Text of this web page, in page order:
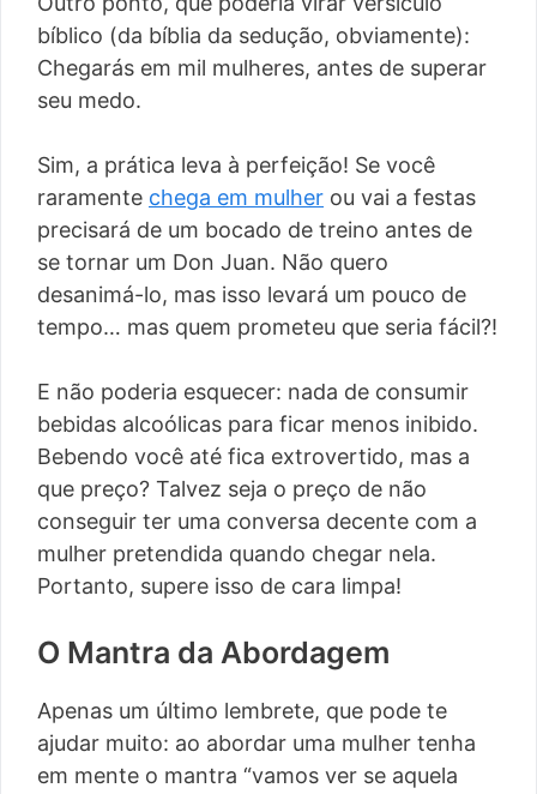
bíblico (da bíblia da sedução, obviamente):
Chegarás em mil mulheres, antes de superar
seu medo.
Sim, a prática leva à perfeição! Se você
raramente chega em mulher ou vai a festas
precisará de um bocado de treino antes de
se tornar um Don Juan. Não quero
desanimá-lo, mas isso levará um pouco de
tempo… mas quem prometeu que seria fácil?!
E não poderia esquecer: nada de consumir
bebidas alcoólicas para ficar menos inibido.
Bebendo você até fica extrovertido, mas a
que preço? Talvez seja o preço de não
conseguir ter uma conversa decente com a
mulher pretendida quando chegar nela.
Portanto, supere isso de cara limpa!
O Mantra da Abordagem
Apenas um último lembrete, que pode te
ajudar muito: ao abordar uma mulher tenha
em mente o mantra “vamos ver se aquela